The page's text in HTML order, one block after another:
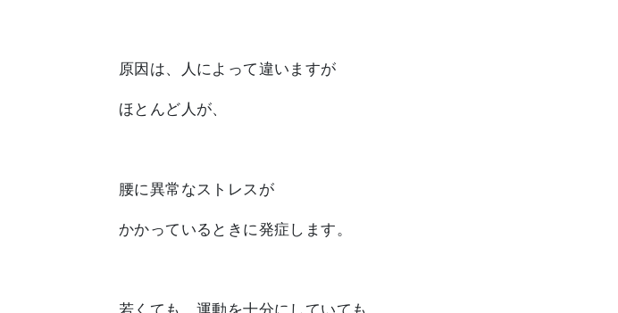
原因は、人によって違いますが
ほとんど人が、
腰に異常なストレスが
かかっているときに発症します。